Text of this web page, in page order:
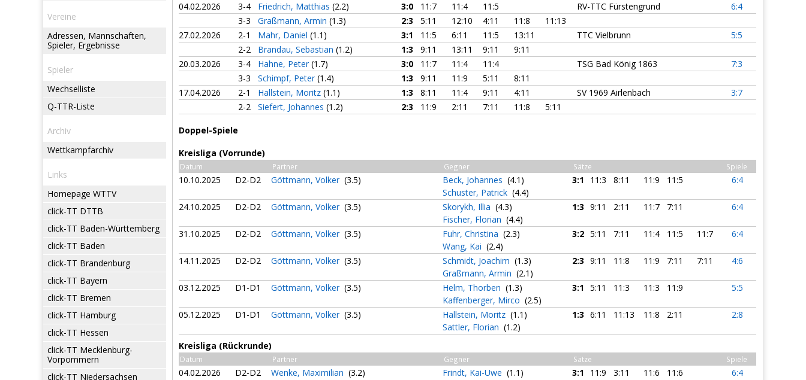
Vereine
Adressen, Mannschaften,
Spieler, Ergebnisse
Spieler
Wechselliste
Q-TTR-Liste
Archiv
Wettkampfarchiv
Links
Homepage WTTV
click-TT DTTB
click-TT Baden-Württemberg
click-TT Baden
click-TT Brandenburg
click-TT Bayern
click-TT Bremen
click-TT Hamburg
click-TT Hessen
click-TT Mecklenburg-
Vorpommern
click-TT Niedersachsen
04.02.2026 3-4 Friedrich, Matthias (2.2) 3:0 11:7 11:4 11:5 RV-TTC Fürstengrund
6:4
3-3
Graßmann, Armin (1.3) 2:3 5:11 12:10 4:11 11:8
11:13
27.02.2026
2-1 Mahr, Daniel (1.1) 3:1 11:5 6:11 11:5 13:11 TTC Vielbrunn
5:5
2-2
Brandau, Sebastian (1.2) 1:3 9:11 13:11 9:11
9:11
20.03.2026
3-4 Hahne, Peter (1.7) 3:0 11:7 11:4 11:4 TSG Bad König 1863
7:3
3-3
Schimpf, Peter (1.4) 1:3 9:11 11:9 5:11
8:11
17.04.2026
2-1 Hallstein, Moritz (1.1) 1:3 8:11 11:4 9:11 4:11 SV 1969 Airlenbach
3:7
2-2
Siefert, Johannes (1.2) 2:3 11:9 2:11 7:11 11:8 5:11
Doppel-Spiele
Kreisliga (Vorrunde)
Datum Partner Gegner Sätze Spiele
10.10.2025 D2-D2 Göttmann, Volker (3.5) Beck, Johannes (4.1)
Schuster, Patrick (4.4)
3:1 11:3 8:11 11:9 11:5 6:4
24.10.2025 D2-D2 Göttmann, Volker (3.5) Skorykh, Illia (4.3)
Fischer, Florian (4.4)
1:3 9:11 2:11 11:7 7:11 6:4
31.10.2025 D2-D2 Göttmann, Volker (3.5) Fuhr, Christina (2.3)
Wang, Kai (2.4)
3:2 5:11 7:11 11:4 11:5 11:7 6:4
14.11.2025 D2-D2 Göttmann, Volker (3.5) Schmidt, Joachim (1.3)
Graßmann, Armin (2.1)
2:3 9:11 11:8 11:9 7:11 7:11 4:6
03.12.2025 D1-D1 Göttmann, Volker (3.5) Helm, Thorben (1.3)
Kaffenberger, Mirco (2.5)
3:1 5:11 11:3 11:3 11:9 5:5
05.12.2025 D1-D1 Göttmann, Volker (3.5) Hallstein, Moritz (1.1)
Sattler, Florian (1.2)
1:3 6:11 11:13 11:8 2:11 2:8
Kreisliga (Rückrunde)
Datum Partner Gegner Sätze Spiele
04.02.2026 D2-D2 Wenke, Maximilian (3.2) Frindt, Kai-Uwe (1.1)
3:1 11:9 3:11 11:6 11:6 6:4